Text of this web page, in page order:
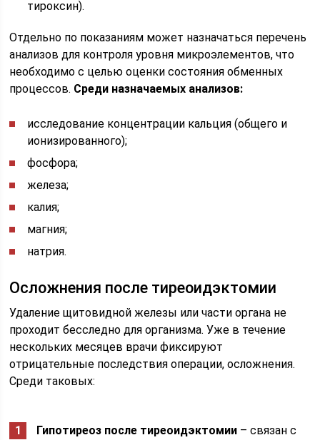
тироксин).
Отдельно по показаниям может назначаться перечень
анализов для контроля уровня микроэлементов, что
необходимо с целью оценки состояния обменных
процессов. Среди назначаемых анализов:
исследование концентрации кальция (общего и
ионизированного);
фосфора;
железа;
калия;
магния;
натрия.
Осложнения после тиреоидэктомии
Удаление щитовидной железы или части органа не
проходит бесследно для организма. Уже в течение
нескольких месяцев врачи фиксируют
отрицательные последствия операции, осложнения.
Среди таковых:
Гипотиреоз после тиреоидэктомии – связан с